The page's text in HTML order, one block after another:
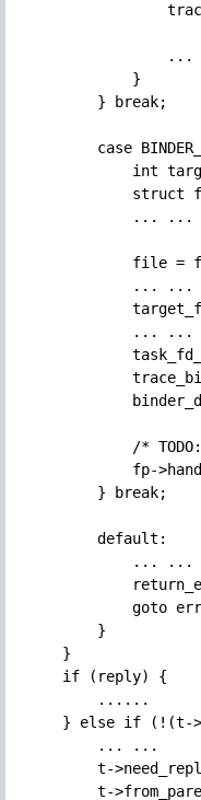
...
            }
        } break;
case
int
struct
            ... ...
file =
            ... ...
            ... ...
/*
fp-
        } break;
        default:
            ... ...
goto
        }
    }
    if (reply) {
        ......
} else if (!(t-
        ... ...
t-
t-